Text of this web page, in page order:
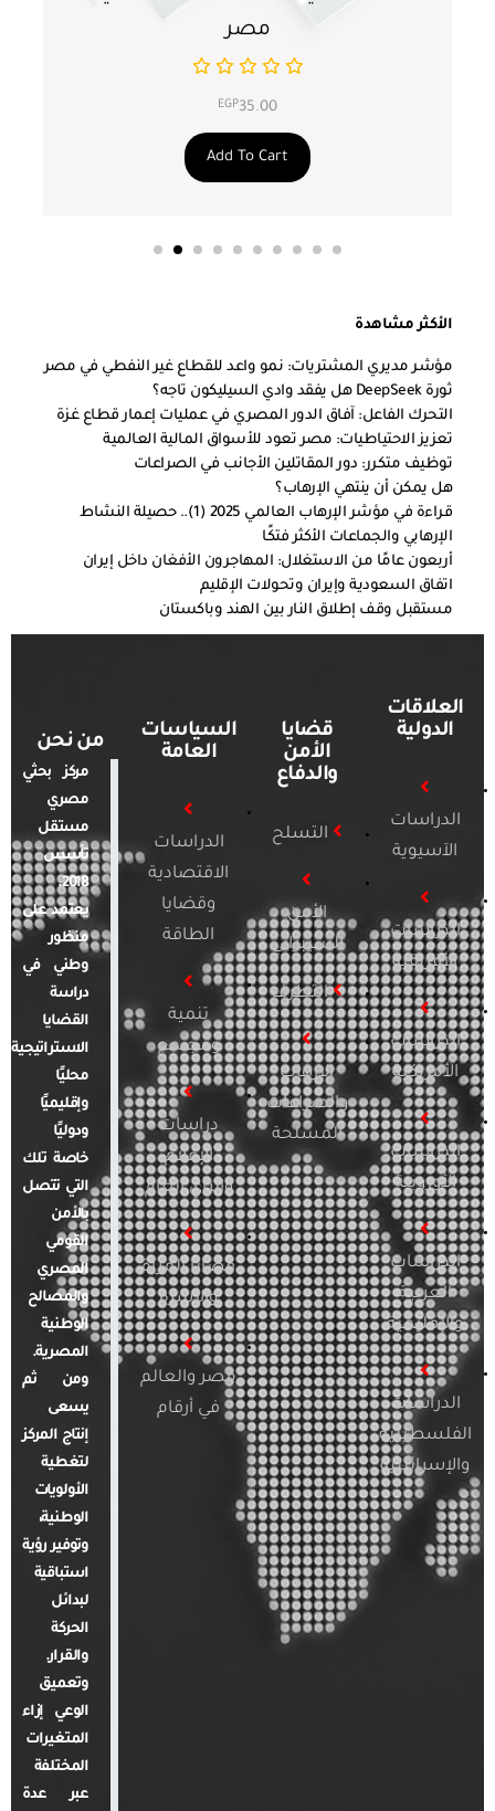
مصر
EGP35.00
Add To Cart
الأكثر مشاهدة
مؤشر مديري المشتريات: نمو واعد للقطاع غير النفطي في مصر
ثورة DeepSeek هل يفقد وادي السيليكون تاجه؟
التحرك الفاعل: آفاق الدور المصري في عمليات إعمار قطاع غزة
تعزيز الاحتياطيات: مصر تعود للأسواق المالية العالمية
توظيف متكرر: دور المقاتلين الأجانب في الصراعات
هل يمكن أن ينتهي الإرهاب؟
قراءة في مؤشر الإرهاب العالمي 2025 (1).. حصيلة النشاط
الإرهابي والجماعات الأكثر فتكًا
أربعون عامًا من الاستغلال: المهاجرون الأفغان داخل إيران
اتفاق السعودية وإيران وتحولات الإقليم
مستقبل وقف إطلاق النار بين الهند وباكستان
العلاقات
الدولية
الدراسات
الآسيوية
الدراسات
الأفريقية
الدراسات
الأمريكية
الدراسات
الأوروبية
الدراسات
العربية
والإقليمية
الدراسات
الفلسطينية
والإسرائيلية
قضايا
الأمن
والدفاع
التسلح
الأمن
السيبراني
التطرف
الإرهاب
والصراعات
المسلحة
السياسات
العامة
الدراسات
الاقتصادية
وقضايا
الطاقة
تنمية
ومجتمع
دراسات
الإعلام
والرأي العام
قضايا المرأة
والأسرة
مصر والعالم
في أرقام
من نحن
مركز بحثي
مصري
مستقل
تأسس
2018.
يعتمد على
منظور
وطني في
دراسة
القضايا
الاستراتيجية
محليًا
وإقليميًا
ودوليًا
خاصة تلك
التي تتصل
بالأمن
القومي
المصري
والمصالح
الوطنية
المصرية.
ومن ثم
يسعى
إنتاج المركز
لتغطية
الأولويات
الوطنية،
وتوفير رؤية
استباقية
لبدائل
الحركة
والقرار.
وتعميق
الوعي إزاء
المتغيرات
المختلفة
عبر عدة